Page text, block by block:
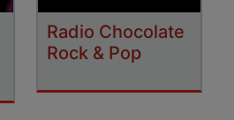
Radio Chocolate
Rock & Pop